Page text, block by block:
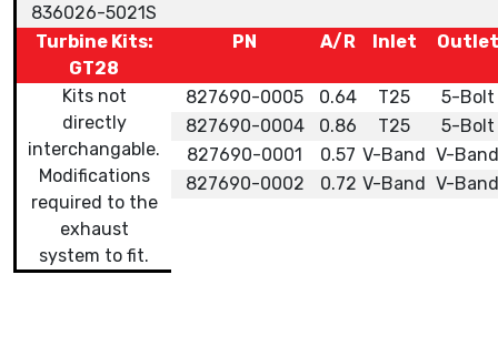
836026-5021S
Turbine Kits:
GT28
PN A/R Inlet Outlet
Kits not
directly
interchangable.
Modifications
required to the
exhaust
system to fit.
827690-0005 0.64 T25
5-Bolt
827690-0004
0.86 T25
5-Bolt
827690-0001
0.57 V-Band V-Band
827690-0002
0.72 V-Band V-Band